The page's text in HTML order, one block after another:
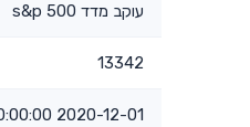
עוקב מדד s&p 500
13342
2020-12-01 00:00:00